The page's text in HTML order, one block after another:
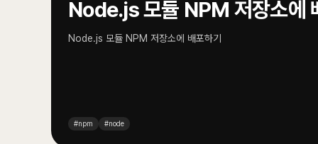
Node.js 모듈 NPM 저장소에
Node.js 모듈 NPM 저장소에 배포하기
#npm #node